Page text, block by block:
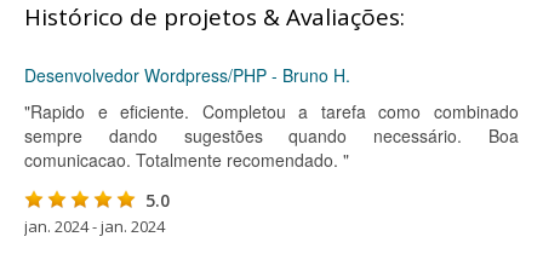
Histórico de projetos & Avaliações:
Desenvolvedor Wordpress/PHP - Bruno H.
"Rapido e eficiente. Completou a tarefa como combinado
sempre dando sugestões quando necessário. Boa
comunicacao. Totalmente recomendado. "
5.0
jan. 2024 - jan. 2024